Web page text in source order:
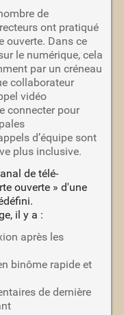
de
ont pratiqué
ouverte. Dans ce
le numérique, cela
par un créneau
collaborateur
vidéo
connecter pour
d’équipe sont
plus inclusive.
de télé-
ouverte » d'une
il y a :
après les
binôme rapide et
de dernière